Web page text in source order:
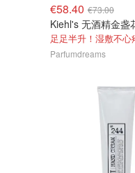
€58.40 €73.00
Kiehl's 无酒精金盏
足足半升！湿敷不心
Parfumdreams